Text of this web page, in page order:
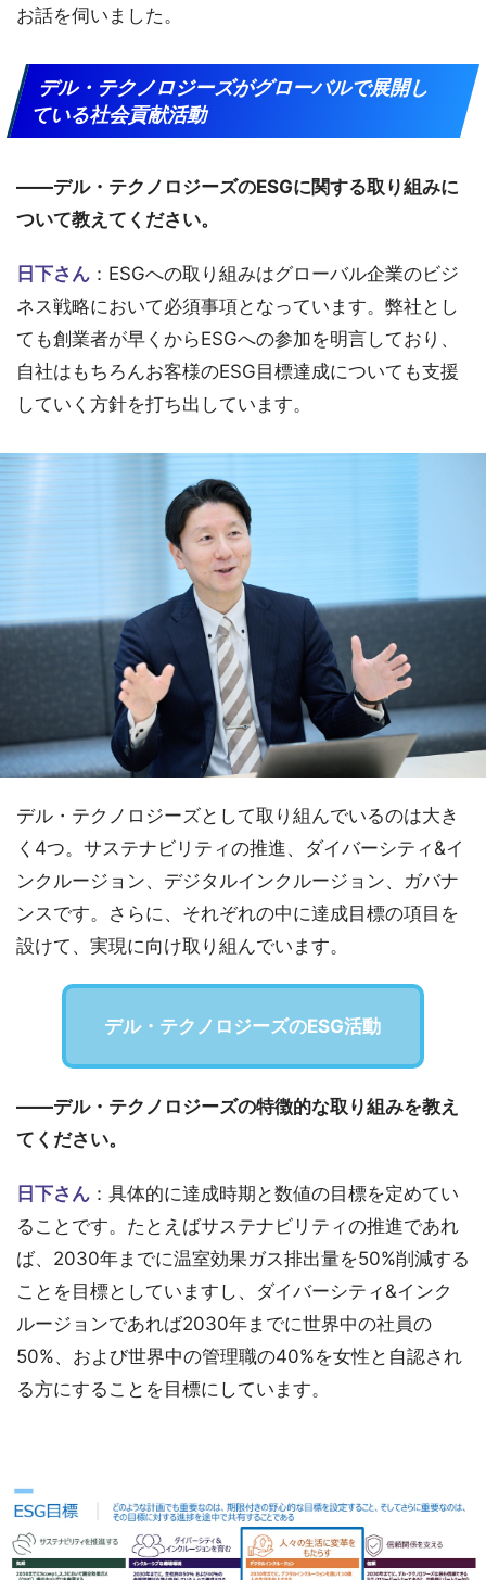
お話を伺いました。
デル・テクノロジーズがグローバルで展開し
ている社会貢献活動
――デル・テクノロジーズのESGに関する取り組みに
ついて教えてください。
日下さん ：ESGへの取り組みはグローバル企業のビジ
ネス戦略において必須事項となっています。弊社とし
ても創業者が早くからESGへの参加を明言しており、
自社はもちろんお客様のESG目標達成についても支援
していく方針を打ち出しています。
デル・テクノロジーズとして取り組んでいるのは大き
く4つ。サステナビリティの推進、ダイバーシティ&イ
ンクルージョン、デジタルインクルージョン、ガバナ
ンスです。さらに、それぞれの中に達成目標の項目を
設けて、実現に向け取り組んでいます。
デル・テクノロジーズのESG活動
――デル・テクノロジーズの特徴的な取り組みを教え
てください。
日下さん ：具体的に達成時期と数値の目標を定めてい
ることです。たとえばサステナビリティの推進であれ
ば、2030年までに温室効果ガス排出量を50%削減する
ことを目標としていますし、ダイバーシティ&インク
ルージョンであれば2030年までに世界中の社員の
50%、および世界中の管理職の40%を女性と自認され
る方にすることを目標にしています。